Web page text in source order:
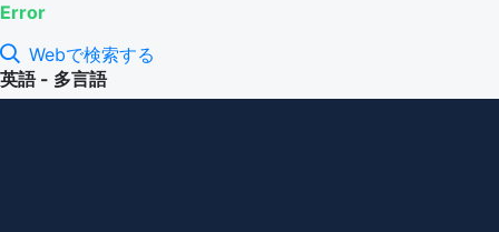
Error
Webで検索する
英語 - 多言語